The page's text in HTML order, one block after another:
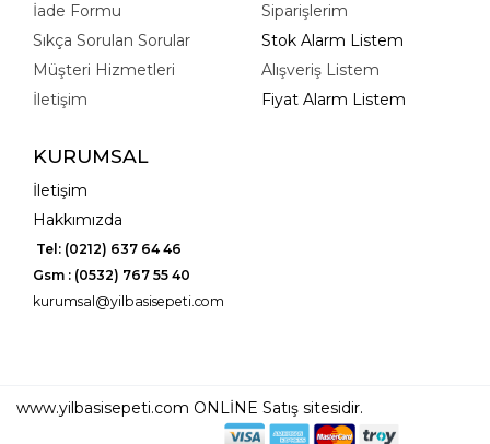
İade Formu
Sıkça Sorulan Sorular
Müşteri Hizmetleri
İletişim
Siparişlerim
Stok Alarm Listem
Alışveriş Listem
Fiyat Alarm Listem
KURUMSAL
İletişim
Hakkımızda
Tel: (0212) 637 64 46
Gsm : (0532) 767 55 40
kurumsal@yilbasisepeti.com
www.yilbasisepeti.com ONLİNE Satış sitesidir.